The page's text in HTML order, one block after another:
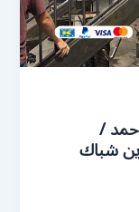
/
شباك